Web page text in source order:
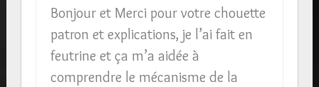
Bonjour et Merci pour votre chouette
patron et explications, je l’ai fait en
feutrine et ça m’a aidée à
comprendre le mécanisme de la